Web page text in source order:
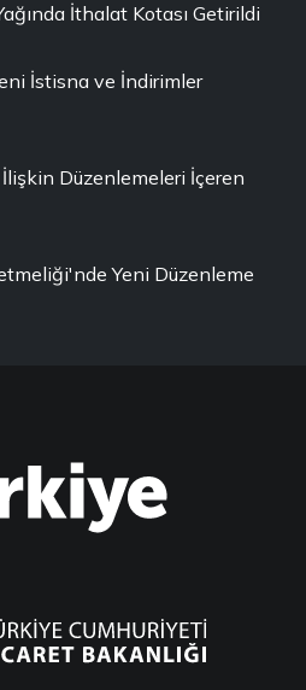
İthalat Kotası Getirildi
İstisna ve İndirimler
Düzenlemeleri İçeren
Yeni Düzenleme